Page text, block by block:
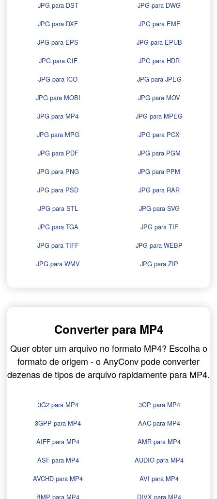
JPG para DST
JPG para DWG
JPG para DXF
JPG para EMF
JPG para EPS
JPG para EPUB
JPG para GIF
JPG para HDR
JPG para ICO
JPG para JPEG
JPG para MOBI
JPG para MOV
JPG para MP4
JPG para MPEG
JPG para MPG
JPG para PCX
JPG para PDF
JPG para PGM
JPG para PNG
JPG para PPM
JPG para PSD
JPG para RAR
JPG para STL
JPG para SVG
JPG para TGA
JPG para TIF
JPG para TIFF
JPG para WEBP
JPG para WMV
JPG para ZIP
Converter para MP4
Quer obter um arquivo no formato MP4? Escolha o
formato de origem - o AnyConv pode converter
dezenas de tipos de arquivo rapidamente para MP4.
3G2 para MP4
3GP para MP4
3GPP para MP4
AAC para MP4
AIFF para MP4
AMR para MP4
ASF para MP4
AUDIO para MP4
AVCHD para MP4
AVI para MP4
BMP para MP4
DIVX para MP4